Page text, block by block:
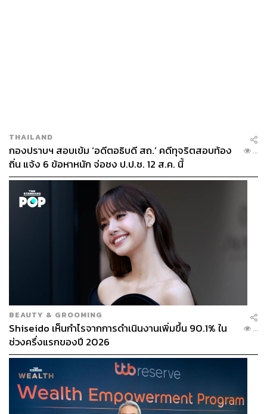
THAILAND
กองปราบฯ สอบเข้ม ‘อดีตอธิบดี สถ.’ คดีทุจริตสอบท้อง
ถิ่น แจ้ง 6 ข้อหาหนัก จ่อชง ป.ป.ช. 12 ส.ค. นี้
...
BEAUTY & GROOMING
Shiseido เห็นกำไรจากการดำเนินงานเพิ่มขึ้น 90.1% ใน
ช่วงครึ่งแรกของปี 2026
...